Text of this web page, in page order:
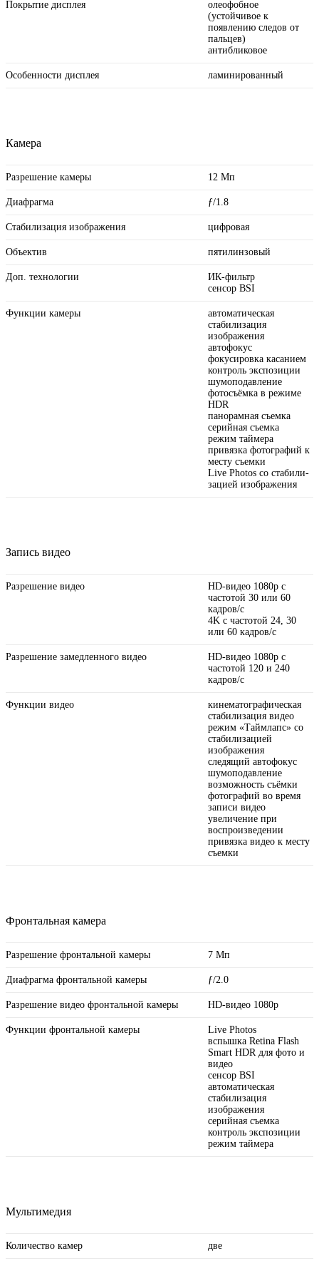
Покрытие дисплея
олеофобное
(устойчивое к
появлению следов от
пальцев)
антибликовое
Особенности дисплея ламинированный
Камера
Разрешение камеры 12 Мп
Диафрагма ƒ/1.8
Стабилизация изображения цифровая
Объектив пятилинзовый
Доп. технологии
ИК-фильтр
сенсор BSI
Функции камеры
автоматическая
стабилизация
изображения
автофокус
фокусировка касанием
контроль экспозиции
шумоподавление
фотосъёмка в режиме
HDR
панорамная съемка
серийная съемка
режим таймера
привязка фотографий к
месту съемки
Live Photos со стабили­
зацией изображения
Запись видео
Разрешение видео
HD-видео 1080p с
частотой 30 или 60
кадров/ с
4K с частотой 24, 30
или 60 кадров/ с
Разрешение замедленного видео
HD-видео 1080р с
частотой 120 и 240
кадров/ с
Функции видео
кинематографическая
стабилизация видео
режим «Таймлапс» со
стабили­зацией
изображения
следящий автофокус
шумоподавление
возможность съёмки
фотографий во время
записи видео
увеличение при
воспроизведении
привязка видео к месту
съемки
Фронтальная камера
Разрешение фронтальной камеры 7 Мп
Диафрагма фронтальной камеры ƒ/2.0
Разрешение видео фронтальной камеры HD-видео 1080p
Функции фронтальной камеры
Live Photos
вспышка Retina Flash
Smart HDR для фото и
видео
сенсор BSI
автоматическая
стабилизация
изображения
серийная съемка
контроль экспозиции
режим таймера
Мультимедия
Количество камер две